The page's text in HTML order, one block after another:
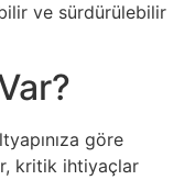
ve sürdürülebilir
göre
kritik ihtiyaçlar